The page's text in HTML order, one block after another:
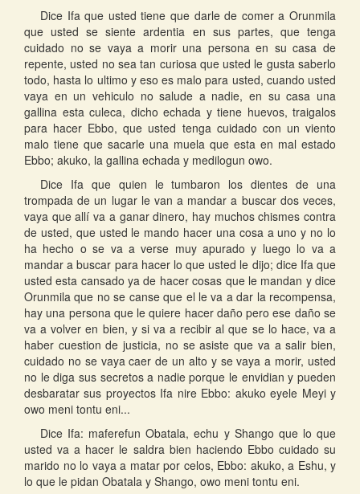
Dice Ifa que usted tiene que darle de comer a Orunmila
que usted se siente ardentia en sus partes, que tenga
cuidado no se vaya a morir una persona en su casa de
repente, usted no sea tan curiosa que usted le gusta saberlo
todo, hasta lo ultimo y eso es malo para usted, cuando usted
vaya en un vehiculo no salude a nadie, en su casa una
gallina esta culeca, dicho echada y tiene huevos, traigalos
para hacer Ebbo, que usted tenga cuidado con un viento
malo tiene que sacarle una muela que esta en mal estado
Ebbo; akuko, la gallina echada y medilogun owo.
Dice Ifa que quien le tumbaron los dientes de una
trompada de un lugar le van a mandar a buscar dos veces,
vaya que allí va a ganar dinero, hay muchos chismes contra
de usted, que usted le mando hacer una cosa a uno y no lo
ha hecho o se va a verse muy apurado y luego lo va a
mandar a buscar para hacer lo que usted le dijo; dice Ifa que
usted esta cansado ya de hacer cosas que le mandan y dice
Orunmila que no se canse que el le va a dar la recompensa,
hay una persona que le quiere hacer daño pero ese daño se
va a volver en bien, y si va a recibir al que se lo hace, va a
haber cuestion de justicia, no se asiste que va a salir bien,
cuidado no se vaya caer de un alto y se vaya a morir, usted
no le diga sus secretos a nadie porque le envidian y pueden
desbaratar sus proyectos Ifa nire Ebbo: akuko eyele Meyi y
owo meni tontu eni...
Dice Ifa: maferefun Obatala, echu y Shango que lo que
usted va a hacer le saldra bien haciendo Ebbo cuidado su
marido no lo vaya a matar por celos, Ebbo: akuko, a Eshu, y
lo que le pidan Obatala y Shango, owo meni tontu eni.